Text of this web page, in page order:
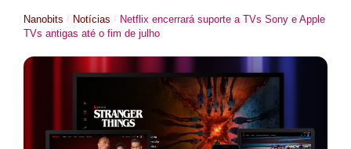
Nanobits / Notícias / Netflix encerrará suporte a TVs Sony e Apple
TVs antigas até o fim de julho